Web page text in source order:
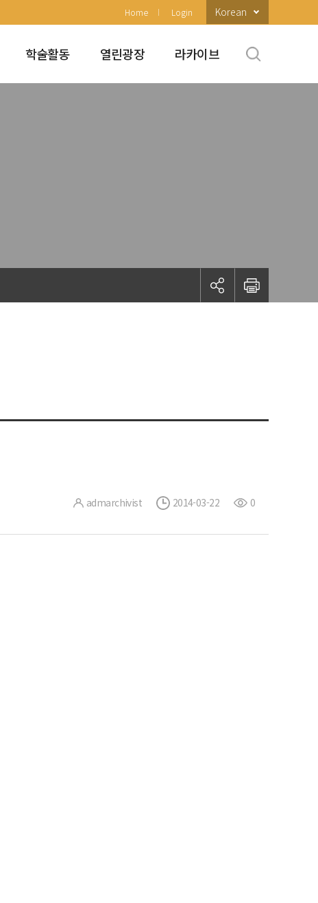
Home Login Korean
학술활동 열린광장 라카이브
admarchivist 2014-03-22 0